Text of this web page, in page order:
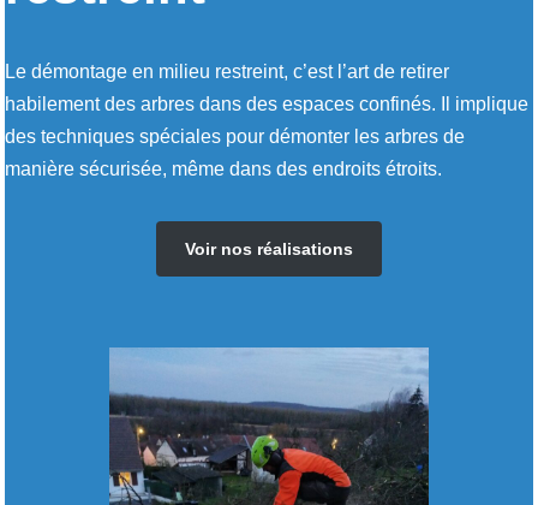
Le démontage en milieu restreint, c’est l’art de retirer
habilement des arbres dans des espaces confinés. Il implique
des techniques spéciales pour démonter les arbres de
manière sécurisée, même dans des endroits étroits.
Voir nos réalisations